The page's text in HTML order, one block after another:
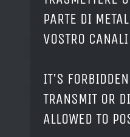
PARTE DI
VOSTRO
IT'S
TRANSMIT OR
ALLOWED TO